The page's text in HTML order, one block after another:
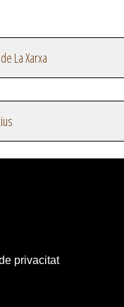
La Xarxa
privacitat